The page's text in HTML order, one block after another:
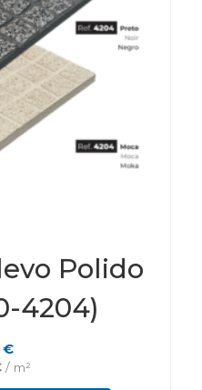
Polido
4204)
€
/ m²